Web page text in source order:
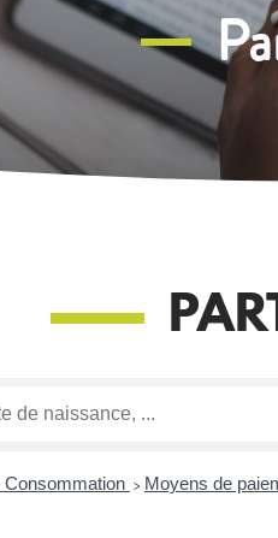
Consommation > Moyens de